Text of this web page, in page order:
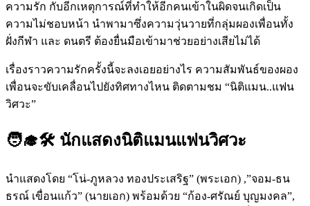
ความรัก กับอีกเหตุการณ์ที่ทำให้อีกคนเข้าในผิดจนเกิดเป็น
ความไม่ชอบหน้า นำพามาซึ่งความวุ่นวายที่กลุ่มผองเพื่อนทั้ง
ฝั่งกีฬา และ ดนตรี ต้องยื่นมือเข้ามาช่วยอย่างเสียไม่ได้
เรื่องราวความรักครั้งนี้จะลงเอยอย่างไร ความสัมพันธ์ของผอง
เพื่อนจะขับเคลื่อนไปยังทิศทางไหน ติดตามชม “นิติแมน..แฟน
วิศวะ”
🧑‍🎓🛠 นักแสดงนิติแมนแฟนวิศวะ
นำแสดงโดย “โน่-ภูหลวง ทองประเสริฐ” (พระเอก) ,”จอม-ธน
ธรณ์ เขื่อนแก้ว” (นายเอก) พร้อมด้วย “ก้อง-ศรัณย์ บุญมงคล”,